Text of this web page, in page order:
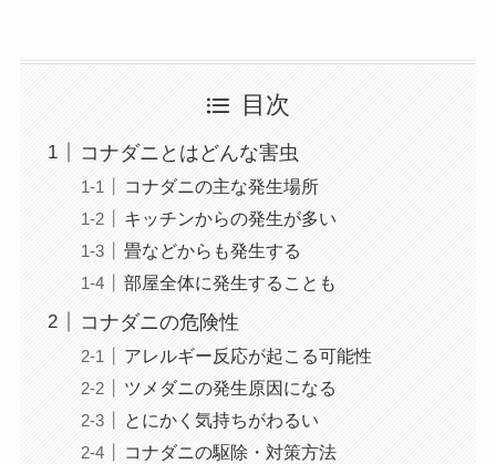
目次
コナダニとはどんな害虫
コナダニの主な発生場所
キッチンからの発生が多い
畳などからも発生する
部屋全体に発生することも
コナダニの危険性
アレルギー反応が起こる可能性
ツメダニの発生原因になる
とにかく気持ちがわるい
コナダニの駆除・対策方法